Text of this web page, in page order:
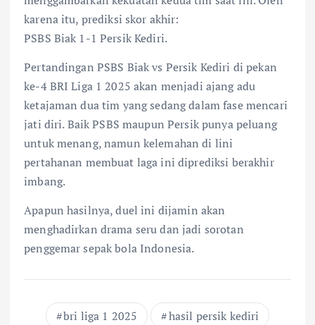
karena itu, prediksi skor akhir:
PSBS Biak 1-1 Persik Kediri.
Pertandingan PSBS Biak vs Persik Kediri di pekan
ke-4 BRI Liga 1 2025 akan menjadi ajang adu
ketajaman dua tim yang sedang dalam fase mencari
jati diri. Baik PSBS maupun Persik punya peluang
untuk menang, namun kelemahan di lini
pertahanan membuat laga ini diprediksi berakhir
imbang.
Apapun hasilnya, duel ini dijamin akan
menghadirkan drama seru dan jadi sorotan
penggemar sepak bola Indonesia.
bri liga 1 2025
hasil persik kediri